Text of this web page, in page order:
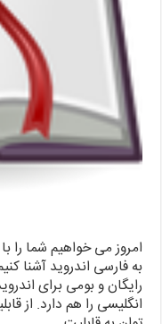
امروز می خواهیم شما را
به فارسی اندروید آشنا
رایگان و بومی برای
انگلیسی را هم دارد. از